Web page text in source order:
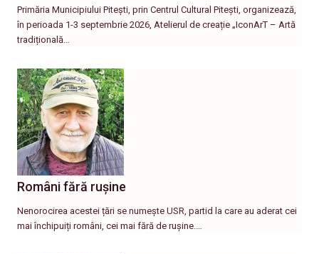
Primăria Municipiului Pitești, prin Centrul Cultural Pitești, organizează,
în perioada 1-3 septembrie 2026, Atelierul de creație „IconArT – Artă
tradițională…
Români fără rușine
Nenorocirea acestei țări se numește USR, partid la care au aderat cei
mai închipuiți români, cei mai fără de rușine.…